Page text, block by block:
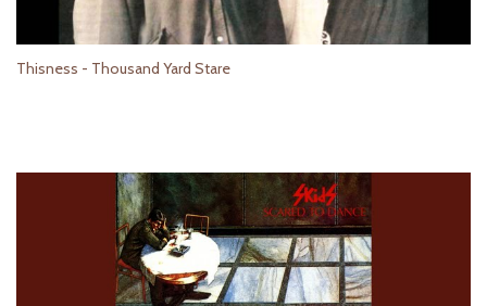
Thisness - Thousand Yard Stare